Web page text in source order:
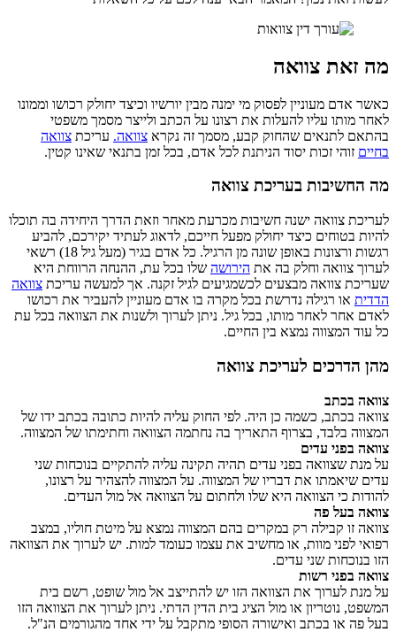
מה זאת צוואה
כאשר אדם מעוניין לפסוק מי ימנה מבין יורשיו וכיצד יחולק רכושו וממונו
לאחר מותו עליו להעלות את רצונו על הכתב ולייצר מסמך משפטי
בהתאם לתנאים שהחוק קבע, מסמך זה נקרא צוואה. עריכת צוואה
בחיים זוהי זכות יסוד הניתנת לכל אדם, בכל זמן בתנאי שאינו קטין.
מה החשיבות בעריכת צוואה
לעריכת צוואה ישנה חשיבות מכרעת מאחר וזאת הדרך היחידה בה תוכלו
להיות בטוחים כיצד יחולק מפעל חייכם, לדאוג לעתיד יקירכם, להביע
רגשות ורצונות באופן שונה מן הרגיל. כל אדם בגיר (מעל גיל 18) רשאי
לערוך צוואה וחלק בה את הירושה שלו בכל עת, ההנחה הרווחת היא
שעריכת צוואה מבצעים לכשמגיעים לגיל זקנה. אך למעשה עריכת צוואה
הדדית או רגילה נדרשת בכל מקרה בו אדם מעוניין להעביר את רכושו
לאדם אחר לאחר מותו, בכל גיל. ניתן לערוך ולשנות את הצוואה בכל עת
כל עוד המצווה נמצא בין החיים.
מהן הדרכים לעריכת צוואה
צוואה בכתב
צוואה בכתב, כשמה כן היה. לפי החוק עליה להיות כתובה בכתב ידו של
המצווה בלבד, בצרוף התאריך בה נחתמה הצוואה וחתימתו של המצווה.
צוואה בפני עדים
על מנת שצוואה בפני עדים תהיה תקינה עליה להתקיים בנוכחות שני
עדים שיאמתו את דבריו של המצווה. על המצווה להצהיר על רצונו,
להודות כי הצוואה היא שלו ולחתום על הצוואה אל מול העדים.
צוואה בעל פה
צוואה זו קבילה רק במקרים בהם המצווה נמצא על מיטת חוליו, במצב
רפואי לפני מוות, או מחשיב את עצמו כעומד למות. יש לערוך את הצוואה
הזו בנוכחות שני עדים.
צוואה בפני רשות
על מנת לערוך את הצוואה הזו יש להתייצב אל מול שופט, רשם בית
המשפט, נוטריון או מול הציג בית הדין הדתי. ניתן לערוך את הצוואה הזו
בעל פה או בכתב ואישורה הסופי מתקבל על ידי אחד מהגורמים הנ"ל.